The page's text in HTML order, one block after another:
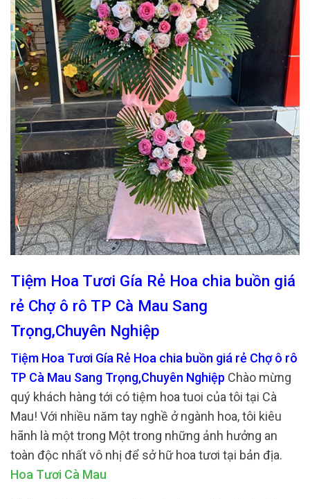
Tiệm Hoa Tươi Gía Rẻ Hoa chia buồn giá
rẻ Chợ ô rô TP Cà Mau Sang
Trọng,Chuyên Nghiệp
Tiệm Hoa Tươi Gía Rẻ Hoa chia buồn giá rẻ Chợ ô rô
TP Cà Mau Sang Trọng,Chuyên Nghiệp Chào mừng
quý khách hàng tới có tiệm hoa tuoi của tôi tại Cà
Mau! Với nhiều năm tay nghề ở ngành hoa, tôi kiêu
hãnh là một trong Một trong những ảnh hưởng an
toàn độc nhất vô nhị để sở hữ hoa tươi tại bản địa.
Hoa Tươi Cà Mau